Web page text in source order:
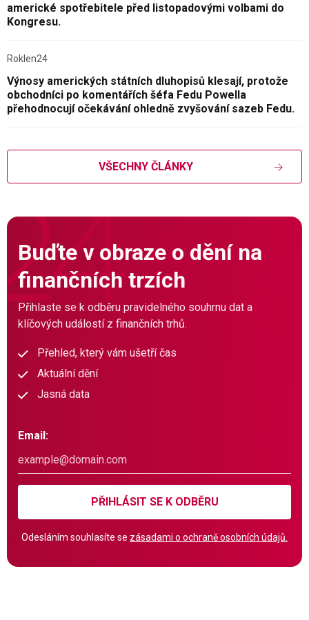
americké spotřebitele před listopadovými volbami do
Kongresu.
Roklen24
Výnosy amerických státních dluhopisů klesají, protože
obchodníci po komentářích šéfa Fedu Powella
přehodnocují očekávání ohledně zvyšování sazeb Fedu.
VŠECHNY ČLÁNKY
Buďte v obraze o dění na
finančních trzích
Přihlaste se k odběru pravidelného souhrnu dat a
klíčových událostí z finančních trhů.
Přehled, který vám ušetří čas
Aktuální dění
Jasná data
Email:
PŘIHLÁSIT SE K ODBĚRU
Odesláním souhlasíte se zásadami o ochraně osobních údajů.